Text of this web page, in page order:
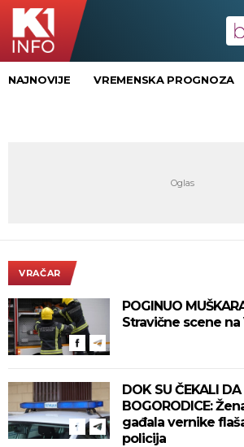
NAJNOVIJE VREMENSKA PROGNOZA
VRAČAR
POGINUO
Stravične scene na
DOK SU ČEKALI
BOGORODICE:
gađala vernike
policija